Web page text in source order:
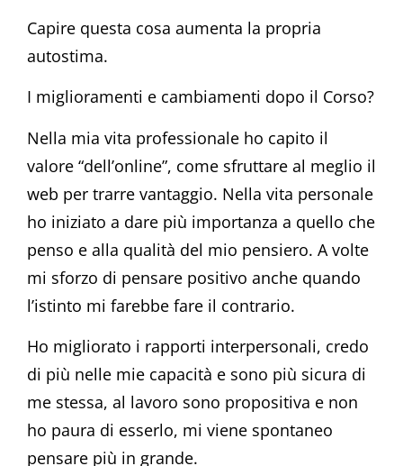
Capire questa cosa aumenta la propria
autostima.
I miglioramenti e cambiamenti dopo il Corso?
Nella mia vita professionale ho capito il
valore “dell’online”, come sfruttare al meglio il
web per trarre vantaggio. Nella vita personale
ho iniziato a dare più importanza a quello che
penso e alla qualità del mio pensiero. A volte
mi sforzo di pensare positivo anche quando
l’istinto mi farebbe fare il contrario.
Ho migliorato i rapporti interpersonali, credo
di più nelle mie capacità e sono più sicura di
me stessa, al lavoro sono propositiva e non
ho paura di esserlo, mi viene spontaneo
pensare più in grande.